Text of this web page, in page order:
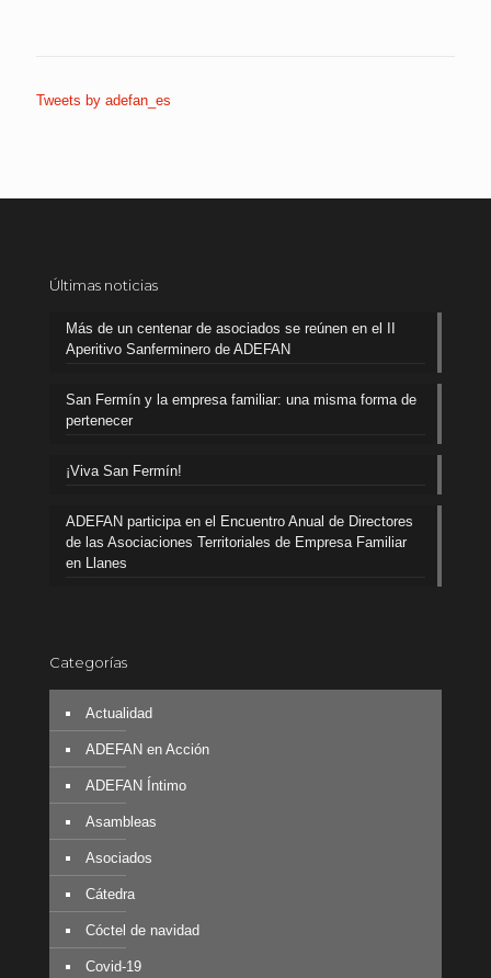
Tweets by adefan_es
Últimas noticias
Más de un centenar de asociados se reúnen en el II
Aperitivo Sanferminero de ADEFAN
San Fermín y la empresa familiar: una misma forma de
pertenecer
¡Viva San Fermín!
ADEFAN participa en el Encuentro Anual de Directores
de las Asociaciones Territoriales de Empresa Familiar
en Llanes
Categorías
Actualidad
ADEFAN en Acción
ADEFAN Íntimo
Asambleas
Asociados
Cátedra
Cóctel de navidad
Covid-19